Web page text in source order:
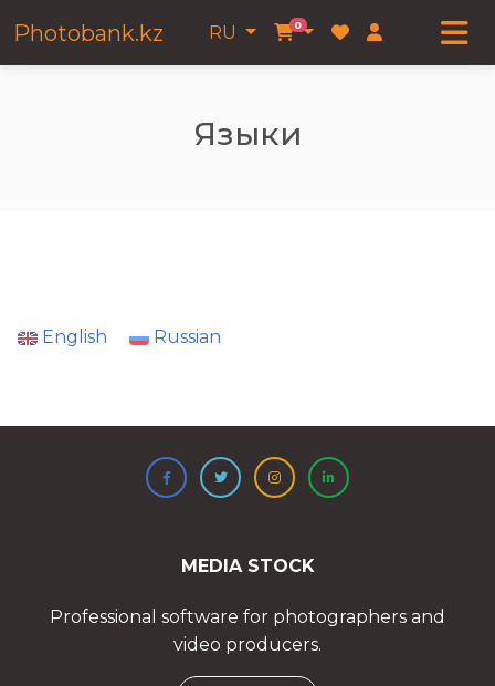
Photobank.kz RU 0
Языки
English Russian
MEDIA STOCK
Professional software for photographers and
video producers.